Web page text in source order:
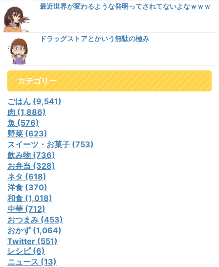
最近世界が変わるような発明ってされてないよなｗｗｗ
ドラッグストアとかいう無駄の極み
カテゴリー
ごはん (9,541)
肉 (1,886)
魚 (576)
野菜 (623)
スイーツ・お菓子 (753)
飲み物 (736)
お弁当 (328)
ネタ (618)
洋食 (370)
和食 (1,018)
中華 (712)
おつまみ (453)
おかず (1,064)
Twitter (551)
レシピ (6)
ニュース (13)